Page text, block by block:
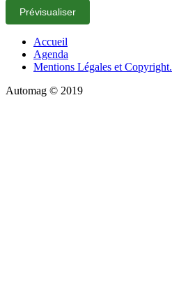
Accueil
Agenda
Mentions Légales et Copyright.
Automag © 2019